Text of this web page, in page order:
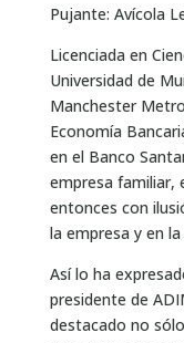
Pujante: Avícola
Licenciada en
Universidad de
Manchester
Economía
en el Banco
empresa familiar,
entonces con
la empresa y en
Así lo ha
presidente de
destacado no